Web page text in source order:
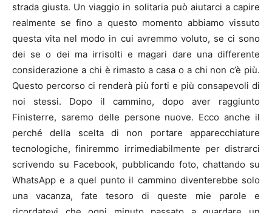
strada giusta. Un viaggio in solitaria può aiutarci a capire
realmente se fino a questo momento abbiamo vissuto
questa vita nel modo in cui avremmo voluto, se ci sono
dei se o dei ma irrisolti e magari dare una differente
considerazione a chi è rimasto a casa o a chi non c’è più.
Questo percorso ci renderà più forti e più consapevoli di
noi stessi. Dopo il cammino, dopo aver raggiunto
Finisterre, saremo delle persone nuove. Ecco anche il
perché della scelta di non portare apparecchiature
tecnologiche, finiremmo irrimediabilmente per distrarci
scrivendo su Facebook, pubblicando foto, chattando su
WhatsApp e a quel punto il cammino diventerebbe solo
una vacanza, fate tesoro di queste mie parole e